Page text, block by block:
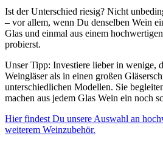
Ist der Unterschied riesig? Nicht
– vor allem, wenn Du denselben Wein
Glas und einmal aus einem
probierst.
Unser Tipp: Investiere lieber in wenige,
Weingläser als in einen großen
unterschiedlichen Modellen. Sie
machen aus jedem Glas Wein ein noch
Hier findest Du unsere Auswahl an
weiterem Weinzubehör.